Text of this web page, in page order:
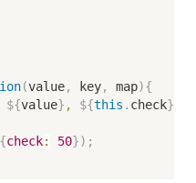
(value, key, map){
${value} , ${this . check}
{check: 50}) ;